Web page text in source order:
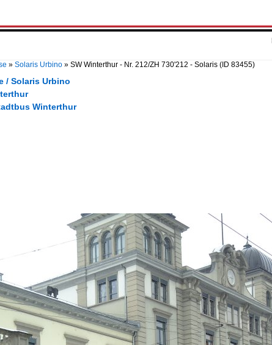
» Solaris Urbino » SW Winterthur - Nr. 212/ZH 730'212 - Solaris (ID 83455)
/ Solaris Urbino
Winterthur